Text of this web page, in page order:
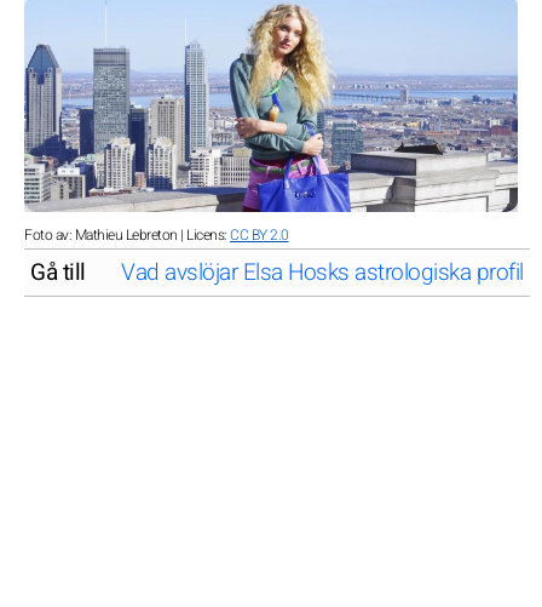
Foto av: Mathieu Lebreton | Licens:CC BY 2.0
Gå till Vad avslöjar Elsa Hosks astrologiska profil?